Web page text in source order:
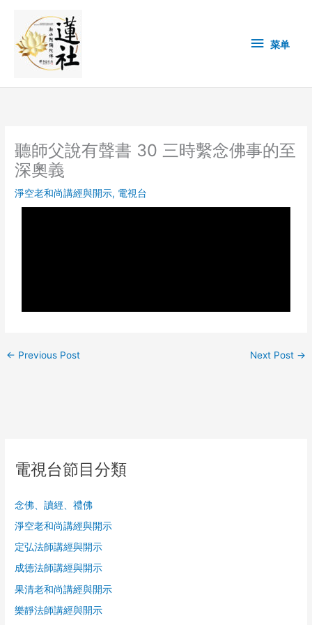
content
单 菜单
聽師父說有聲書 30 三時繫念佛事的至
深奧義
淨空老和尚講經與開示, 電視台
← Previous Post Next Post →
電視台節目分類
念佛、讀經、禮佛
淨空老和尚講經與開示
定弘法師講經與開示
成德法師講經與開示
果清老和尚講經與開示
樂靜法師講經與開示